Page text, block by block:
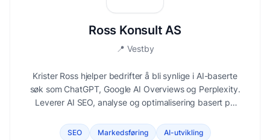
Ross Konsult AS
📍 Vestby
Krister Ross hjelper bedrifter å bli synlige i AI-baserte
søk som ChatGPT, Google AI Overviews og Perplexity.
Leverer AI SEO, analyse og optimalisering basert på
SEO Markedsføring AI-utvikling